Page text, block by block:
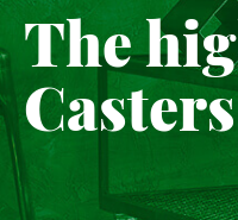
The